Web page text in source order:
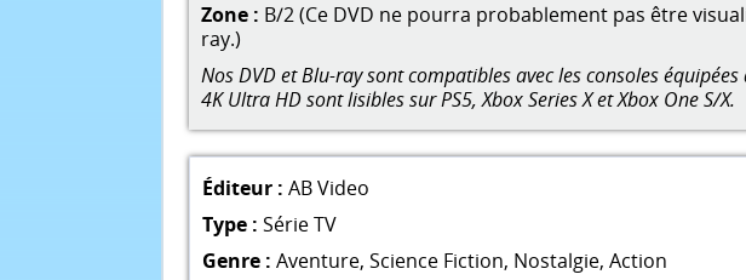
Zone : B/2 (Ce DVD ne pourra probablement pas être
ray.)
Nos DVD et Blu-ray sont compatibles avec les consoles
4K Ultra HD sont lisibles sur PS5, Xbox Series X et Xbox One S/X.
Éditeur : AB Video
Type : Série TV
Genre : Aventure, Science Fiction, Nostalgie, Action